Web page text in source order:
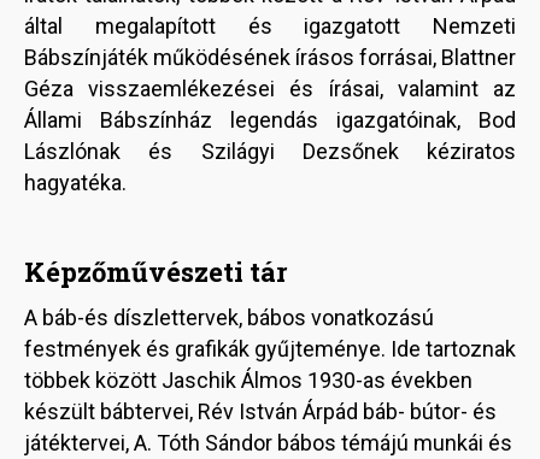
által megalapított és igazgatott Nemzeti
Bábszínjáték működésének írásos forrásai, Blattner
Géza visszaemlékezései és írásai, valamint az
Állami Bábszínház legendás igazgatóinak, Bod
Lászlónak és Szilágyi Dezsőnek kéziratos
hagyatéka.
Képzőművészeti tár
A báb-és díszlettervek, bábos vonatkozású
festmények és grafikák gyűjteménye. Ide tartoznak
többek között Jaschik Álmos 1930-as években
készült bábtervei, Rév István Árpád báb- bútor- és
játéktervei, A. Tóth Sándor bábos témájú munkái és